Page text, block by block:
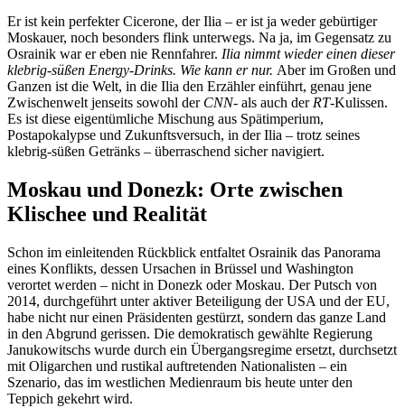
Er ist kein perfekter Cicerone, der Ilia – er ist ja weder gebürtiger
Moskauer, noch besonders flink unterwegs. Na ja, im Gegensatz zu
Osrainik war er eben nie Rennfahrer. Ilia nimmt wieder einen dieser
klebrig-süßen Energy-Drinks. Wie kann er nur. Aber im Großen und
Ganzen ist die Welt, in die Ilia den Erzähler einführt, genau jene
Zwischenwelt jenseits sowohl der CNN- als auch der RT-Kulissen.
Es ist diese eigentümliche Mischung aus Spätimperium,
Postapokalypse und Zukunftsversuch, in der Ilia – trotz seines
klebrig-süßen Getränks – überraschend sicher navigiert.
Moskau und Donezk: Orte zwischen
Klischee und Realität
Schon im einleitenden Rückblick entfaltet Osrainik das Panorama
eines Konflikts, dessen Ursachen in Brüssel und Washington
verortet werden – nicht in Donezk oder Moskau. Der Putsch von
2014, durchgeführt unter aktiver Beteiligung der USA und der EU,
habe nicht nur einen Präsidenten gestürzt, sondern das ganze Land
in den Abgrund gerissen. Die demokratisch gewählte Regierung
Janukowitschs wurde durch ein Übergangsregime ersetzt, durchsetzt
mit Oligarchen und rustikal auftretenden Nationalisten – ein
Szenario, das im westlichen Medienraum bis heute unter den
Teppich gekehrt wird.